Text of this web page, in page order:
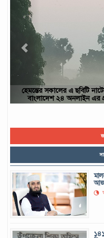
ছবিটি নওগাঁ জেলার